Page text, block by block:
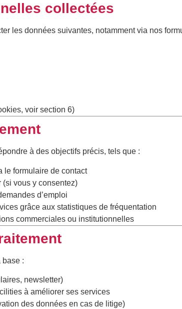
collectées
les données suivantes, notamment via nos
voir section 6)
à des objectifs précis, tels que :
le formulaire de contact
(si vous y consentez)
d’emploi
grâce aux statistiques de fréquentation
commerciales ou institutionnelles
base :
newsletter)
à améliorer ses services
des données en cas de litige)